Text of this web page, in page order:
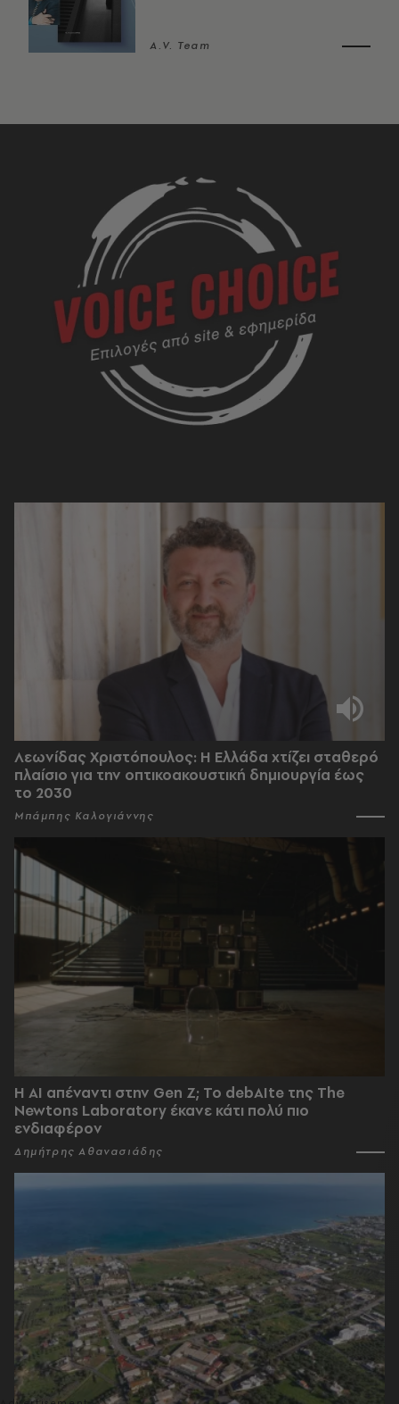
A.V. Team
Λεωνίδας Χριστόπουλος: Η Ελλάδα χτίζει σταθερό
πλαίσιο για την οπτικοακουστική δημιουργία έως
το 2030
Μπάμπης Καλογιάννης
Η AI απέναντι στην Gen Z; Το debAIte της The
Newtons Laboratory έκανε κάτι πολύ πιο
ενδιαφέρον
Δημήτρης Αθανασιάδης